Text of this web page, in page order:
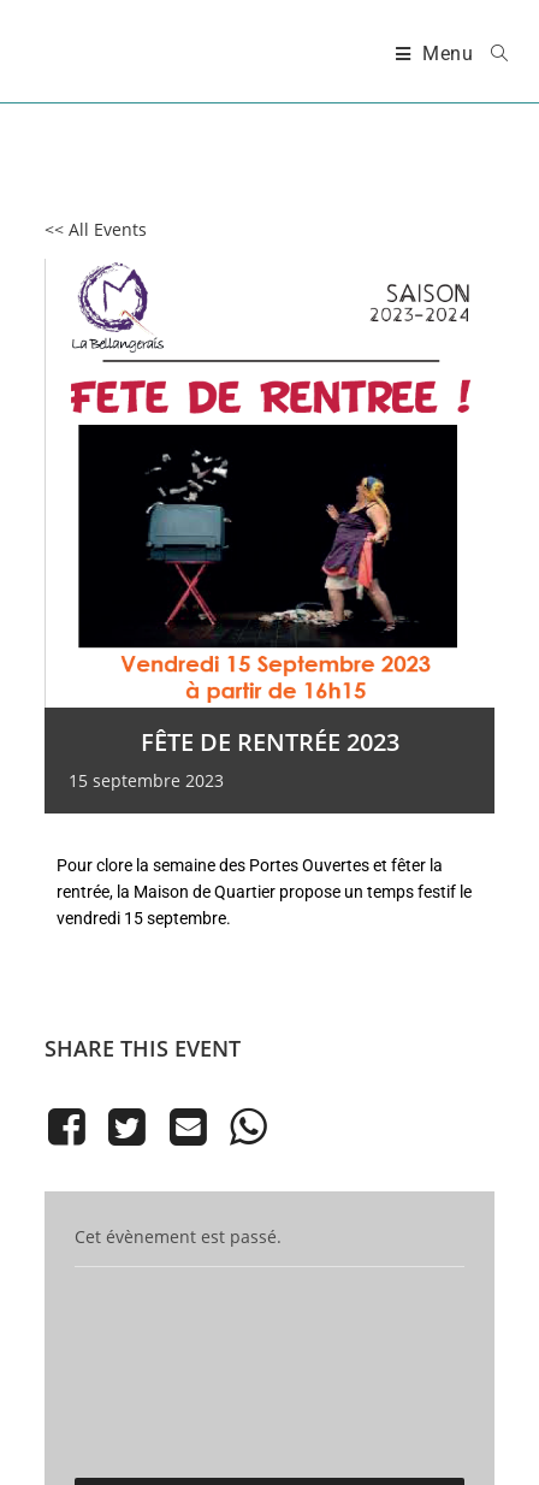
Menu
<< All Events
FÊTE DE RENTRÉE 2023
15 septembre 2023
Pour clore la semaine des Portes Ouvertes et fêter la
rentrée, la Maison de Quartier propose un temps festif le
vendredi 15 septembre.
SHARE THIS EVENT
Cet évènement est passé.